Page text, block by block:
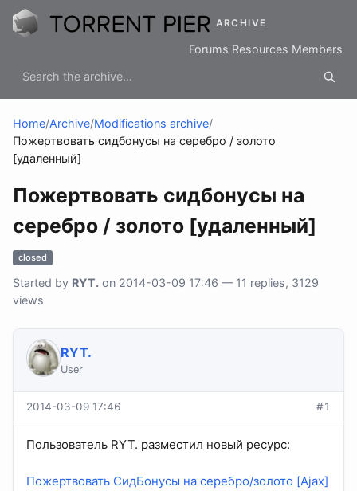
ARCHIVE
Forums Resources Members
Home/Archive/Modifications archive/
Пожертвовать сидбонусы на серебро / золото
[удаленный]
Пожертвовать сидбонусы на
серебро / золото [удаленный]
closed
Started by RYT. on 2014-03-09 17:46 — 11 replies, 3129
views
RYT.
User
2014-03-09 17:46 #1
Пользователь RYT. разместил новый ресурс:
Пожертвовать СидБонусы на серебро/золото [Ajax]